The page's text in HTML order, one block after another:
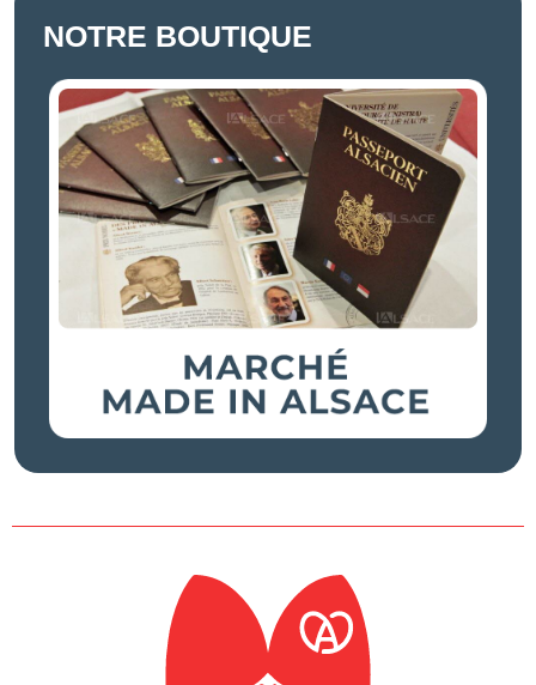
NOTRE BOUTIQUE